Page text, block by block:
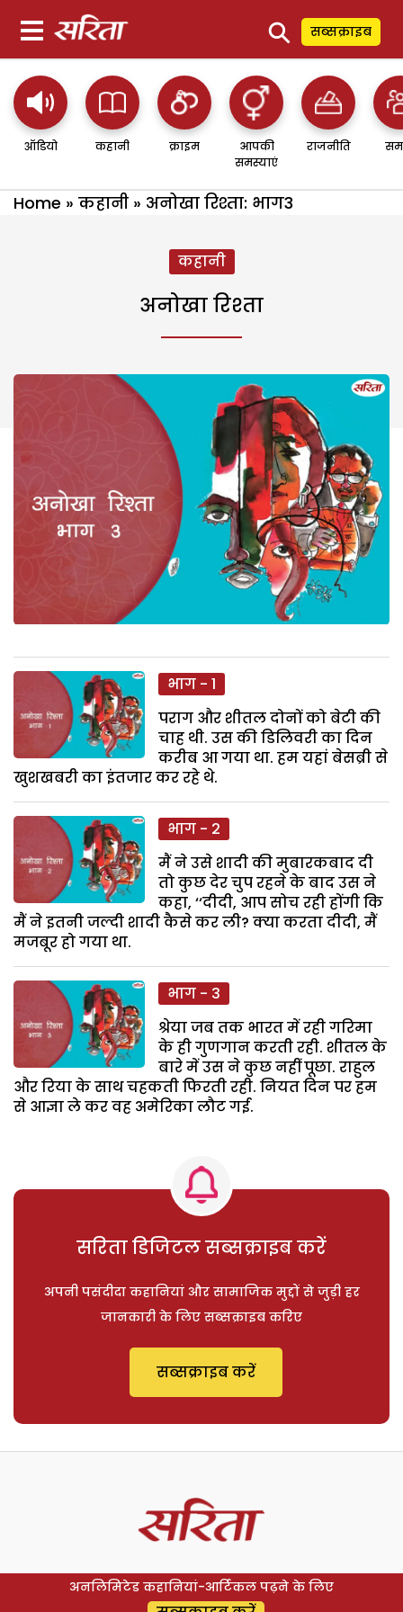
⚲ सब्सक्राइब
ऑडियो कहानी क्राइम
आपकी
समस्याएं
राजनीति
Home » कहानी » अनोखा रिश्ता: भाग3
कहानी
अनोखा रिश्ता
भाग - 1
पराग और शीतल दोनों को बेटी की
चाह थी. उस की डिलिवरी का दिन
करीब आ गया था. हम यहां बेसब्री से
खुशखबरी का इंतजार कर रहे थे.
भाग - 2
मैं ने उसे शादी की मुबारकबाद दी
तो कुछ देर चुप रहने के बाद उस ने
कहा, ‘‘दीदी, आप सोच रही होंगी कि
मैं ने इतनी जल्दी शादी कैसे कर ली? क्या करता दीदी, मैं
मजबूर हो गया था.
भाग - 3
श्रेया जब तक भारत में रही गरिमा
के ही गुणगान करती रही. शीतल के
बारे में उस ने कुछ नहीं पूछा. राहुल
और रिया के साथ चहकती फिरती रही. नियत दिन पर हम
से आज्ञा ले कर वह अमेरिका लौट गई.
सरिता डिजिटल सब्सक्राइब करें
अपनी पसंदीदा कहानियां और सामाजिक मुद्दों से जुड़ी हर
जानकारी के लिए सब्सक्राइब करिए
सब्सक्राइब करें
अनलिमिटेड कहानियां-आर्टिकल पढ़ने के लिए